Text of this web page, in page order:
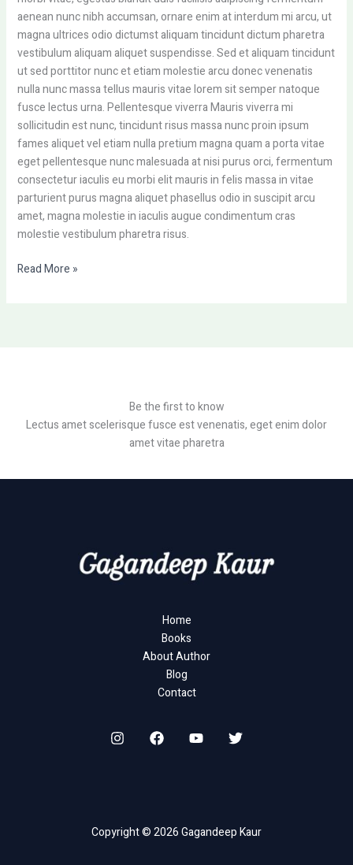
aenean nunc nibh accumsan, ornare enim at interdum mi arcu, ut
magna ultrices odio dictumst aliquam tincidunt dictum pharetra
vestibulum aliquam aliquet suspendisse. Sed et aliquam tincidunt
ut sed porttitor nunc et etiam molestie arcu donec venenatis
nulla nunc massa tellus mauris vitae lorem sit semper natoque
fusce lectus urna. Pellentesque viverra Mauris viverra mi
sollicitudin est nunc, tincidunt risus massa nunc proin ipsum
fames aliquet vel etiam nulla pretium magna quam a porta vitae
eget pellentesque nunc malesuada at nisi purus orci, fermentum
consectetur iaculis eu morbi elit mauris in felis massa in vitae
parturient purus magna aliquet phasellus odio in suscipit arcu
amet, magna molestie in iaculis augue condimentum cras
molestie vestibulum pharetra risus.
Read More »
Be the first to know
Lectus amet scelerisque fusce est venenatis, eget enim dolor
amet vitae pharetra
Home
Books
About Author
Blog
Contact
Copyright © 2026 Gagandeep Kaur